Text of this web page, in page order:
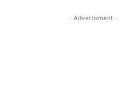
- Advertisment -